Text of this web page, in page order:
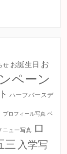
せ お誕生日 お
ペーン
ハーフバースデ
プロフィール写真 ベ
ニュー写真 ロ
三 入学写